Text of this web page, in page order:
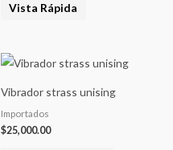
Vista Rápida
Vibrador strass unising
Importados
$25,000.00